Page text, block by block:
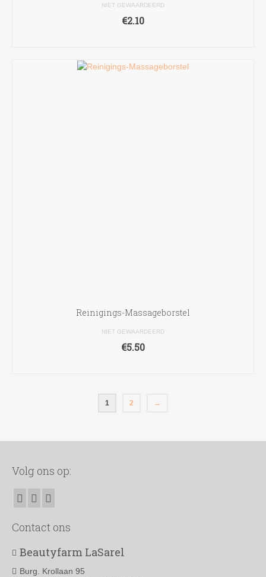
NIET GEWAARDEERD
€2.10
Reinigings-Massageborstel
NIET GEWAARDEERD
€5.50
1 2 →
Volg ons op:
Contact ons
Beautyfarm LaSarel
Burg. Krollaan 95